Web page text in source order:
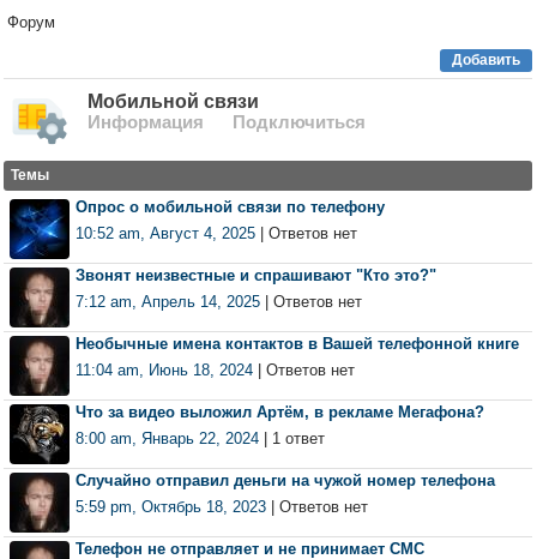
Форум
Добавить
Мобильной связи
Информация
Подключиться
Темы
Опрос о мобильной связи по телефону
10:52 am, Август 4, 2025 | Ответов нет
Звонят неизвестные и спрашивают "Кто это?"
7:12 am, Апрель 14, 2025 | Ответов нет
Необычные имена контактов в Вашей телефонной книге
11:04 am, Июнь 18, 2024 | Ответов нет
Что за видео выложил Артём, в рекламе Мегафона?
8:00 am, Январь 22, 2024 | 1 ответ
Случайно отправил деньги на чужой номер телефона
5:59 pm, Октябрь 18, 2023 | Ответов нет
Телефон не отправляет и не принимает СМС